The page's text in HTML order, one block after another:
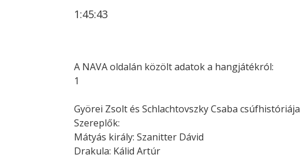
1:45:43
A NAVA oldalán közölt adatok a hangjátékról:
1
Györei Zsolt és Schlachtovszky Csaba csúfhistóriája
Szereplők:
Mátyás király: Szanitter Dávid
Drakula: Kálid Artúr